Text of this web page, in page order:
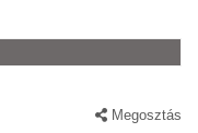
Megosztás